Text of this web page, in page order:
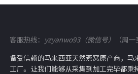
客服热线： yzyanwo93（微信号）
（周
备受信赖的马来西亚天然燕窝原产商，马
工厂。让我们能够从采集到加工完毕都秉